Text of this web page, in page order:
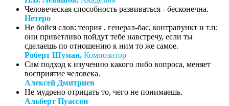
Человеческая способность развиваться - бесконечна.
Нетеро
Не бойся слов: теория , генерал-бас, контрапункт и т.п;
они приветливо пойдут тебе навстречу, если ты
сделаешь по отношению к ним то же самое.
Роберт Шуман, Композитор
Сам подход к изучению какого либо вопроса, меняет
восприятие человека.
Алексей Дмитриев
Не мудрено отрицать то, чего не понимаешь.
Альберт Пуассон